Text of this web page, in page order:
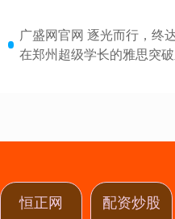
广盛网官网 逐光而行，
在郑州超级学长的雅思突
恒正网 配资炒股